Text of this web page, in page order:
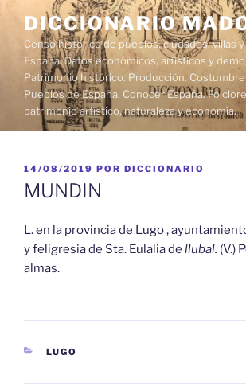
contenido
DICCIONARIO
Censo histórico de pueblos, ciudades, villas
España. Datos económicos, artísticos y
Patrimonio histórico. Producción.
Pueblos de España. Conocer España.
patrimonio artístico, naturaleza y economía.
PUBLICADO
EL
14/08/2019 POR DICCIONARIO
MUNDIN
L. en la provincia de Lugo ,
y feligresia de Sta. Eulalia de llubal. (V.)
almas.
CATEGORÍAS
LUGO